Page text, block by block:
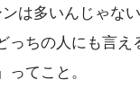
は多いんじゃな
っちの人にも言
てこと。